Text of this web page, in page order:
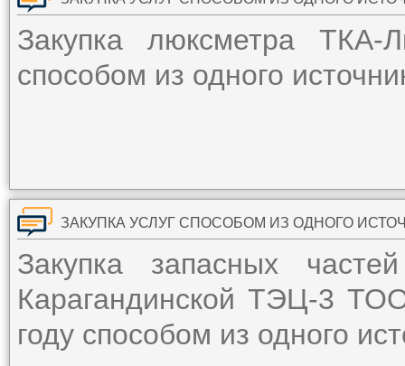
Закупка люксметра ТКА-
способом из одного
ЗАКУПКА УСЛУГ СПОСОБОМ ИЗ ОДНОГО
Закупка запасных
Карагандинской ТЭЦ-3
году способом из одного